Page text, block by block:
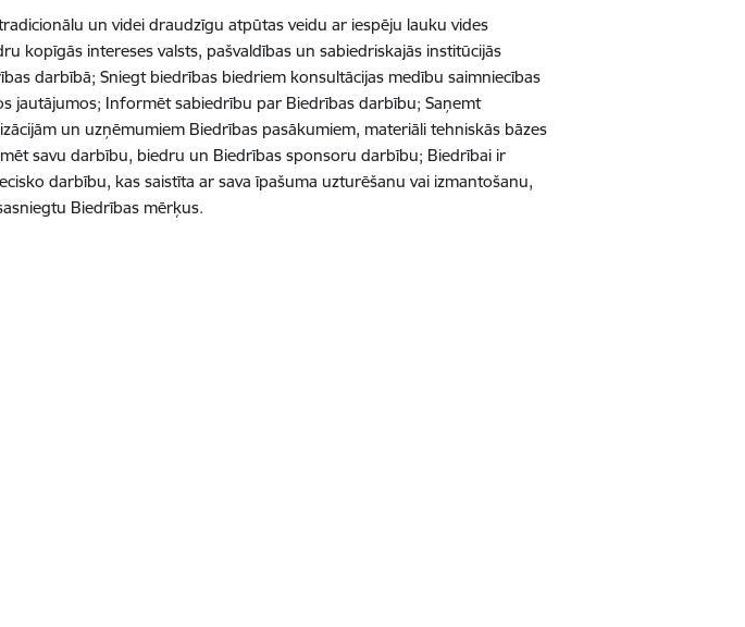
un videi draudzīgu atpūtas veidu ar iespēju lauku vides
kopīgās intereses valsts, pašvaldības un sabiedriskajās institūcijās
darbībā; Sniegt biedrības biedriem konsultācijas medību saimniecības
jautājumos; Informēt sabiedrību par Biedrības darbību; Saņemt
un uzņēmumiem Biedrības pasākumiem, materiāli tehniskās bāzes
savu darbību, biedru un Biedrības sponsoru darbību; Biedrībai ir
darbību, kas saistīta ar sava īpašuma uzturēšanu vai izmantošanu,
Biedrības mērķus.